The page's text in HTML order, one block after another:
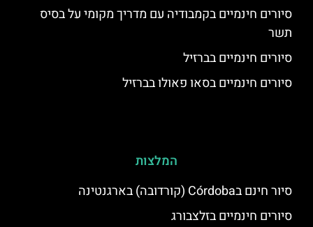
סיורים חינמיים בקמבודיה עם מדריך מקומי על בסיס
תשר
סיורים חינמיים בברזיל
סיורים חינמיים בסאו פאולו בברזיל
המלצות
סיור חינם בCórdoba (קורדובה) בארגנטינה
סיורים חינמיים בזלצבורג